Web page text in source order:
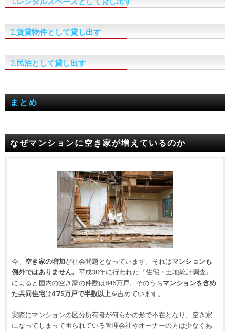
2.賃貸物件として貸し出す
3.民泊として貸し出す
まとめ
なぜマンションに空き家が増えているのか
今、 空き家の増加が社会問題となっています。それはマンションも
例外ではありません。 平成30年に行われた『住宅・土地統計調査』
によると国内の空き家の件数は846万戸。そのうちマンションを含め
た共同住宅は475万戸で半数以上を占めています。
実際にマンションの区分所有者が何らかの形で不在となり、空き家
になってしまって困られている管理会社やオーナーの方は少なくあ